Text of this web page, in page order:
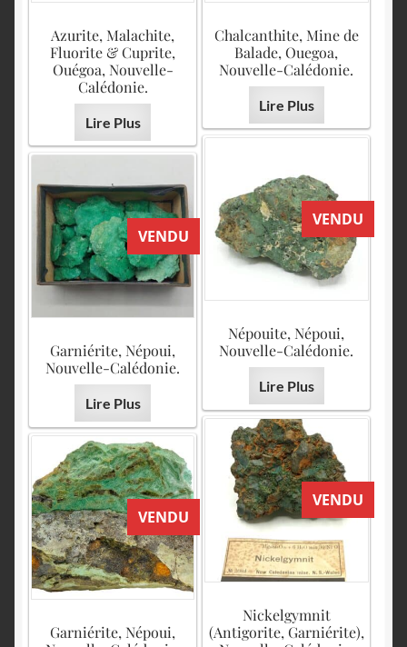
Azurite, Malachite,
Fluorite & Cuprite,
Ouégoa, Nouvelle-
Calédonie.
Lire Plus
Chalcanthite, Mine de
Balade, Ouegoa,
Nouvelle-Calédonie.
Lire Plus
VENDU
Népouite, Népoui,
Nouvelle-Calédonie.
Lire Plus
VENDU
Garniérite, Népoui,
Nouvelle-Calédonie.
Lire Plus
VENDU
Nickelgymnit
(Antigorite, Garniérite),
VENDU
Garniérite, Népoui,